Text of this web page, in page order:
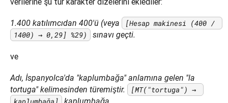
1.400 katılımcıdan 400'ü (veya
[Hesap makinesi (400 /
1400) → 0,29] %29)
sınavı geçti.
ve
Adı, İspanyolca'da "kaplumbağa" anlamına gelen "la
tortuga" kelimesinden türemiştir.
[MT("tortuga") →